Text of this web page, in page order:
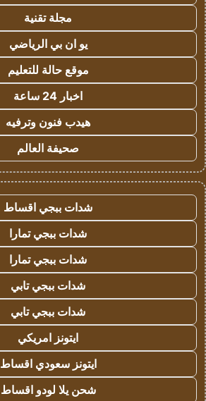
مجلة تقنية
يو ان بي الرياضي
موقع حالة للتعليم
اخبار 24 ساعة
هيدب فنون وترفيه
صحيفة العالم
شدات ببجي اقساط
شدات ببجي تمارا
شدات ببجي تمارا
شدات ببجي تابي
شدات ببجي تابي
ايتونز امريكي
ايتونز سعودي اقساط
شحن يلا لودو اقساط